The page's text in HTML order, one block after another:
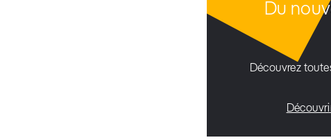
Du
Découvrez